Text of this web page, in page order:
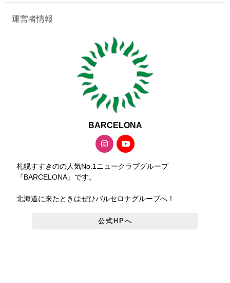
運営者情報
BARCELONA
札幌すすきのの人気No.1ニュークラブグループ
『BARCELONA』です。
北海道に来たときはぜひバルセロナグループへ！
公式HPへ